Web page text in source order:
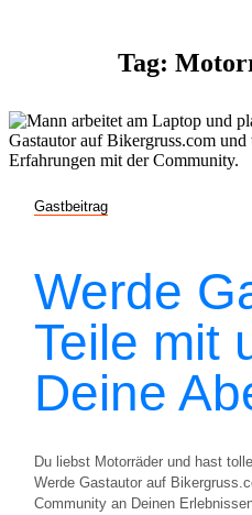
Tag:
Gastbeitrag
Werde
Teile mit
Deine
Du liebst Motorräder und hast
Werde Gastautor auf
Community an Deinen